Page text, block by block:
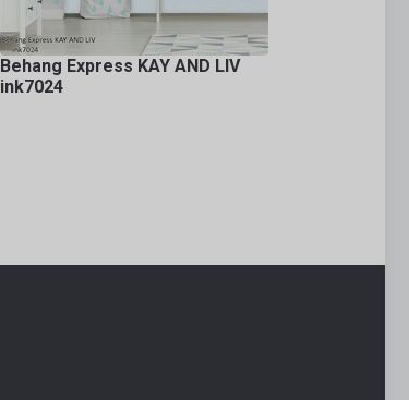
Behang Express KAY AND LIV
ink7024